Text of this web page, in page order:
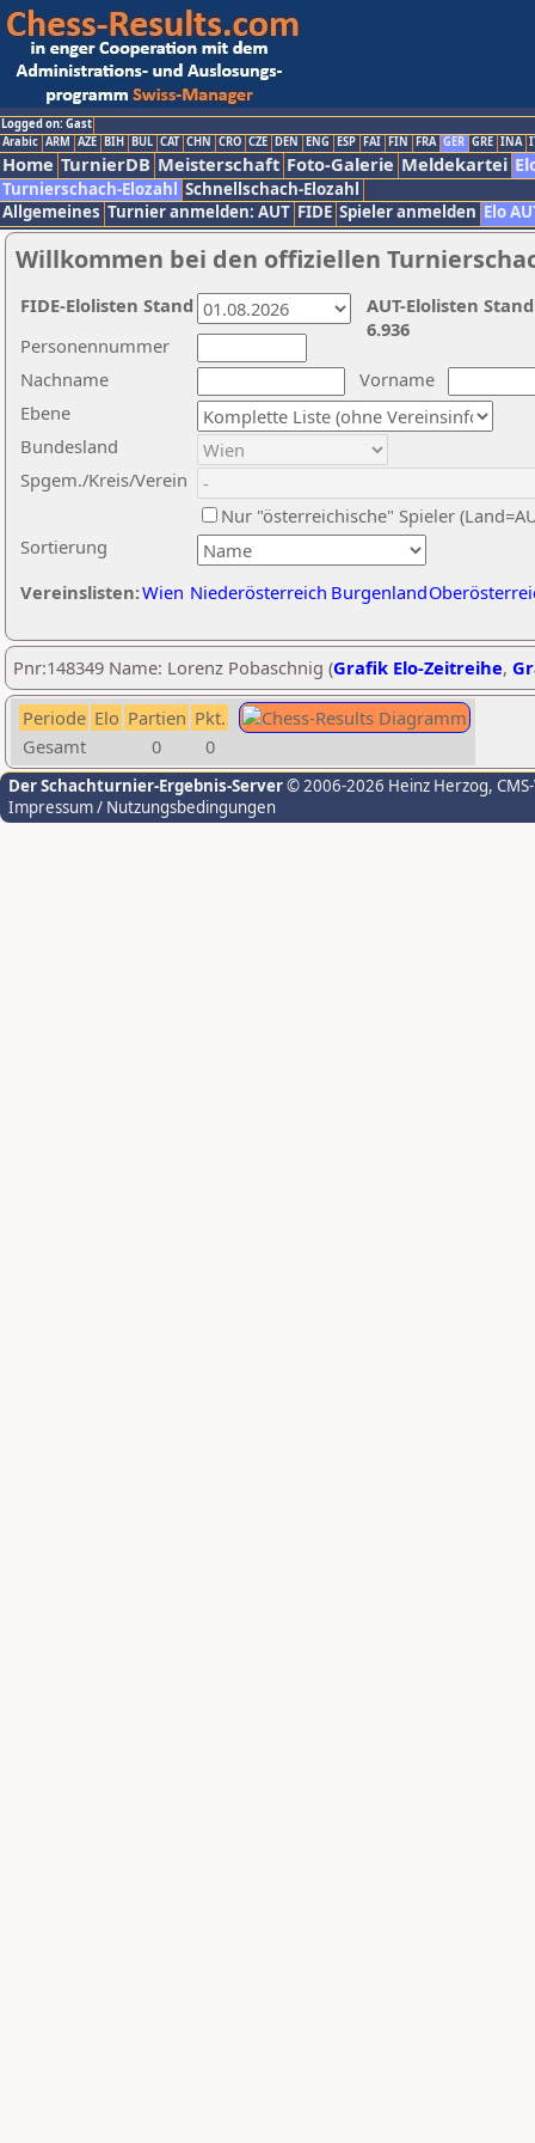
Logged on: Gast
Arabic ARM AZE BIH BUL CAT CHN CRO CZE DEN ENG ESP FAI FIN FRA GER GRE INA
Home TurnierDB Meisterschaft Foto-Galerie Meldekartei
Turnierschach-Elozahl Schnellschach-Elozahl
Allgemeines Turnier anmelden: AUT FIDE Spieler anmelden Elo
Willkommen bei den offiziellen
Nachname
Vorname
Ebene
Sortierung
Personennummer
Bundesland
Spgem./Kreis/Verein
Nur "österreichische" Spieler
Vereinslisten:Wien Niederösterreich Burgenland
AUT-Elolisten
6.936
FIDE-Elolisten Stand
Pnr:148349 Name: Lorenz Pobaschnig (Grafik Elo-Zeitreihe,
Periode Elo Partien Pkt.
Gesamt
0 0
Der Schachturnier-Ergebnis-Server© 2006-2026 Heinz Herzog,
Impressum / Nutzungsbedingungen